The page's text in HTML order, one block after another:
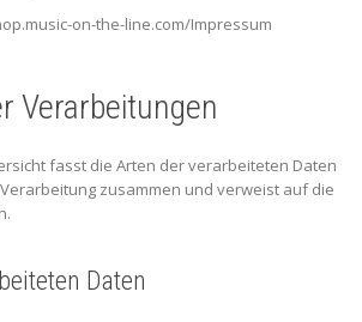
on-the-line.com/Impressum
Verarbeitungen
fasst die Arten der verarbeiteten Daten
zusammen und verweist auf die
Daten